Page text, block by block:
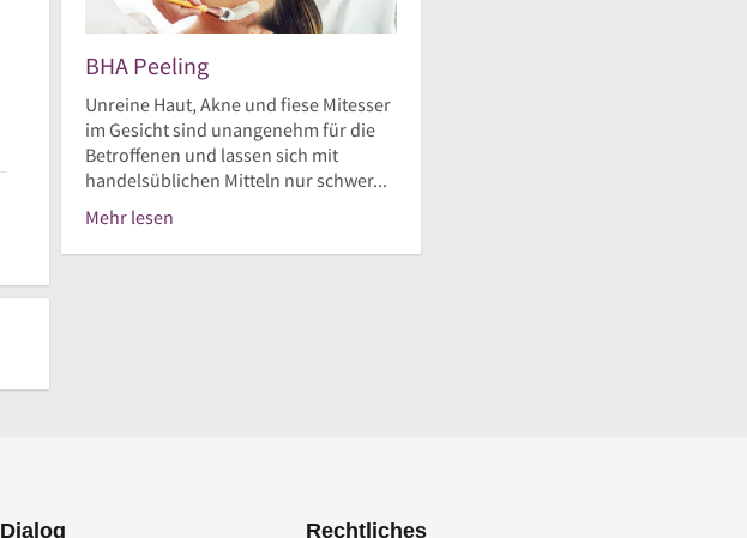
BHA Peeling
Unreine Haut, Akne und fiese Mitesser
im Gesicht sind unangenehm für die
Betroffenen und lassen sich mit
handelsüblichen Mitteln nur schwer...
Mehr lesen
Dialog Rechtliches